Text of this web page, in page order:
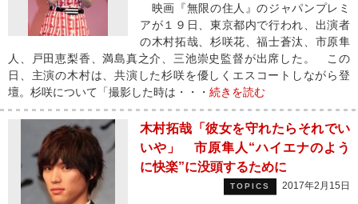
映画『無限の住人』のジャパンプレミ
アが１９日、東京都内で行われ、出演者
の木村拓哉、杉咲花、福士蒼汰、市原隼
人、戸田恵梨香、満島真之介、三池崇史監督が出席した。 この
日、主演の木村は、共演した杉咲を優しくエスコートしながら登
壇。杉咲について「撮影した時は・・・ 続きを読む
木村拓哉「彼女を守れたらそれでい
いや」 市原隼人“ハイエナのよう
に快楽”に没頭するために
TOPICS 2017年2月15日